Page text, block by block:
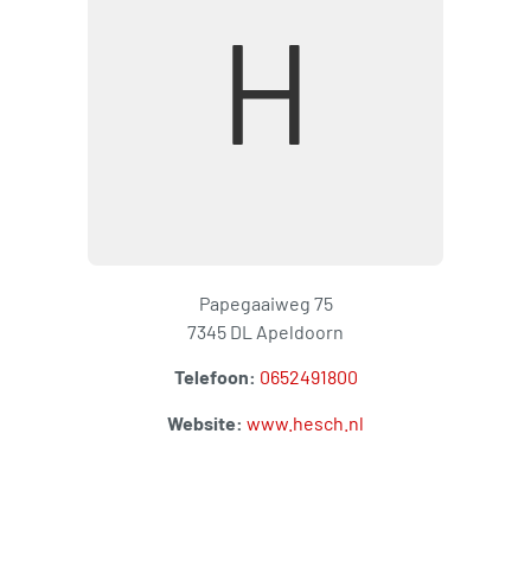
H
Papegaaiweg 75
7345 DL Apeldoorn
Telefoon: 0652491800
Website: www.hesch.nl